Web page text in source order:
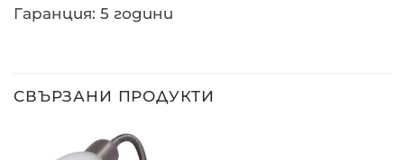
Гаранция: 5 години
СВЪРЗАНИ ПРОДУКТИ